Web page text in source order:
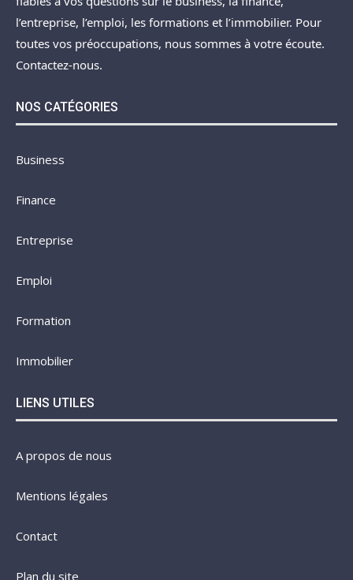
l’entreprise, l’emploi, les formations et l’immobilier. Pour
toutes vos préoccupations, nous sommes à votre écoute.
Contactez-nous.
NOS CATÉGORIES
Business
Finance
Entreprise
Emploi
Formation
Immobilier
LIENS UTILES
A propos de nous
Mentions légales
Contact
Plan du site